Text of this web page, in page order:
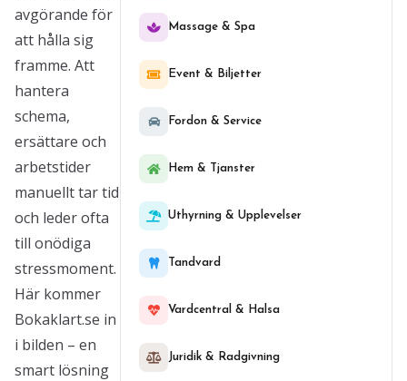
avgörande för
att hålla sig
framme. Att
hantera
schema,
ersättare och
arbetstider
manuellt tar tid
och leder ofta
till onödiga
stressmoment.
Här kommer
Bokaklart.se in
i bilden – en
smart lösning
Massage & Spa
Event & Biljetter
Fordon & Service
Hem & Tjanster
Uthyrning & Upplevelser
Tandvard
Vardcentral & Halsa
Juridik & Radgivning